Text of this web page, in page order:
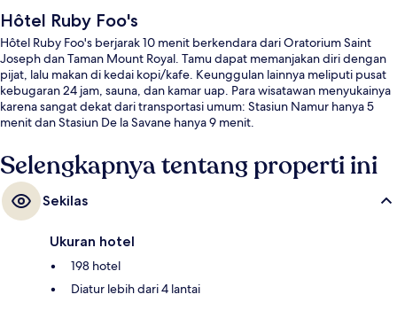
Hôtel Ruby Foo's
Hôtel Ruby Foo's berjarak 10 menit berkendara dari Oratorium Saint
Joseph dan Taman Mount Royal. Tamu dapat memanjakan diri dengan
pijat, lalu makan di kedai kopi/kafe. Keunggulan lainnya meliputi pusat
kebugaran 24 jam, sauna, dan kamar uap. Para wisatawan menyukainya
karena sangat dekat dari transportasi umum: Stasiun Namur hanya 5
menit dan Stasiun De la Savane hanya 9 menit.
Selengkapnya tentang properti ini
Sekilas
Ukuran hotel
198 hotel
Diatur lebih dari 4 lantai